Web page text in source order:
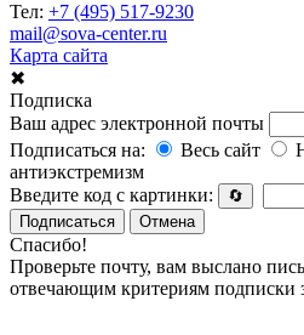
Тел: +7 (495) 517-9230
mail@sova-center.ru
Карта сайта
✖
Подписка
Ваш адрес электронной почты
Подписаться на:
Весь сайт
антиэкстремизм
Введите код с картинки:
🔄
Подписаться
Отмена
Спасибо!
Проверьте почту, вам выслано
отвечающим критериям подписки